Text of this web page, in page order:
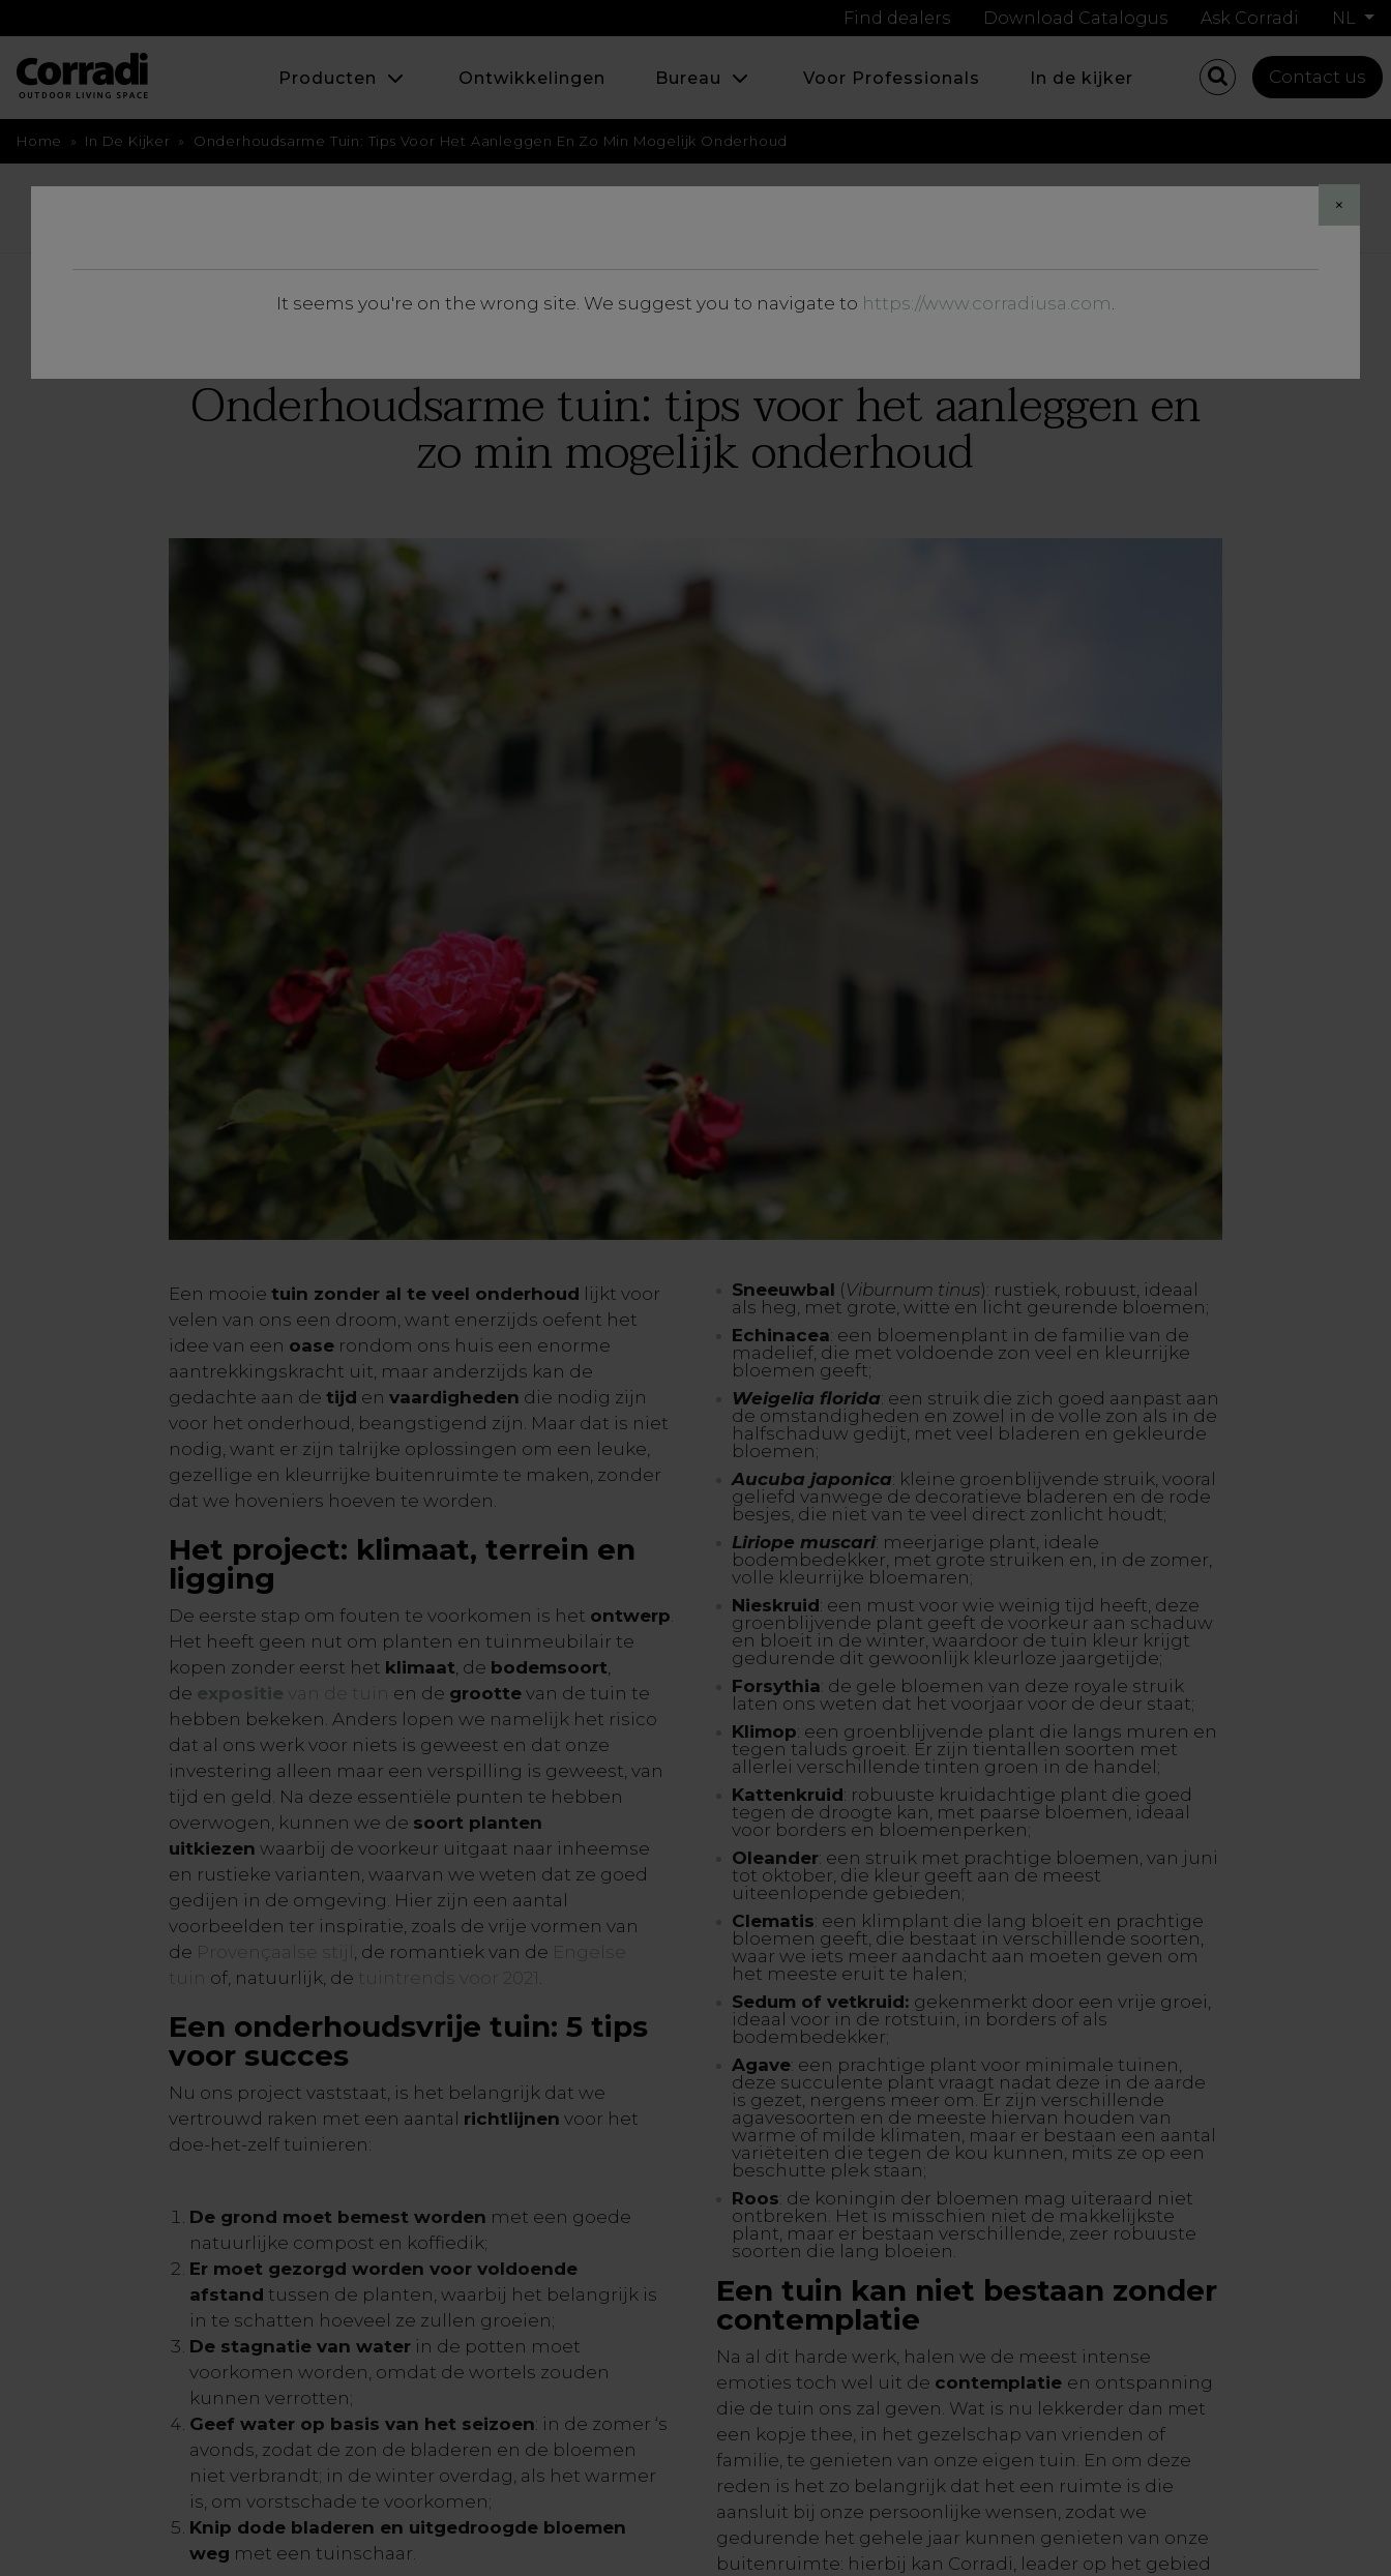
×
It seems you're on the wrong site. We suggest you to navigate to https://www.corradiusa.com.
Find dealers Download Catalogus Ask Corradi NL
Producten Ontwikkelingen Bureau Voor Professionals In de kijker Contact us
Home » In De Kijker » Onderhoudsarme Tuin: Tips Voor Het Aanleggen En Zo Min Mogelijk Onderhoud
Onderhoudsarme tuin: tips voor het aanleggen en
zo min mogelijk onderhoud
Een mooie tuin zonder al te veel onderhoud lijkt voor
velen van ons een droom, want enerzijds oefent het
idee van een oaserondom ons huis een enorme
aantrekkingskracht uit, maar anderzijds kan de
gedachte aan de tijd en vaardigheden die nodig zijn
voor het onderhoud, beangstigend zijn. Maar dat is niet
nodig, want er zijn talrijke oplossingen om een leuke,
gezellige en kleurrijke buitenruimte te maken, zonder
dat we hoveniers hoeven te worden.
Het project: klimaat, terrein en
ligging
De eerste stap om fouten te voorkomen is het ontwerp.
Het heeft geen nut om planten en tuinmeubilair te
kopen zonder eerst het klimaat, de bodemsoort,
de expositie van de tuin en de groottevan de tuin te
hebben bekeken. Anders lopen we namelijk het risico
dat al ons werk voor niets is geweest en dat onze
investering alleen maar een verspilling is geweest, van
tijd en geld. Na deze essentiële punten te hebben
overwogen, kunnen we de soort planten
uitkiezen waarbij de voorkeur uitgaat naar inheemse
en rustieke varianten, waarvan we weten dat ze goed
gedijen in de omgeving. Hier zijn een aantal
voorbeelden ter inspiratie, zoals de vrije vormen van
de Provençaalse stijl , de romantiek van de Engelse
tuin
of, natuurlijk, de tuintrends voor 2021.
Een onderhoudsvrije tuin: 5 tips
voor succes
Nu ons project vaststaat, is het belangrijk dat we
vertrouwd raken met een aantal richtlijnen voor het
doe-het-zelf tuinieren:
De grond moet bemest worden met een goede
natuurlijke compost en koffiedik;
Er moet gezorgd worden voor voldoende
afstand tussen de planten, waarbij het belangrijk is
in te schatten hoeveel ze zullen groeien;
De stagnatie van waterin de potten moet
voorkomen worden, omdat de wortels zouden
kunnen verrotten;
Geef water op basis van het seizoen: in de zomer ‘s
avonds, zodat de zon de bladeren en de bloemen
niet verbrandt; in de winter overdag, als het warmer
is, om vorstschade te voorkomen;
Knip dode bladeren en uitgedroogde bloemen
weg met een tuinschaar.
Sneeuwbal (Viburnum tinus): rustiek, robuust, ideaal
als heg, met grote, witte en licht geurende bloemen;
Echinacea: een bloemenplant in de familie van de
madelief, die met voldoende zon veel en kleurrijke
bloemen geeft;
Weigelia florida: een struik die zich goed aanpast aan
de omstandigheden en zowel in de volle zon als in de
halfschaduw gedijt, met veel bladeren en gekleurde
bloemen;
Aucuba japonica: kleine groenblijvende struik, vooral
geliefd vanwege de decoratieve bladeren en de rode
besjes, die niet van te veel direct zonlicht houdt;
Liriope muscari: meerjarige plant, ideale
bodembedekker, met grote struiken en, in de zomer,
volle kleurrijke bloemaren;
Nieskruid: een must voor wie weinig tijd heeft, deze
groenblijvende plant geeft de voorkeur aan schaduw
en bloeit in de winter, waardoor de tuin kleur krijgt
gedurende dit gewoonlijk kleurloze jaargetijde;
Forsythia: de gele bloemen van deze royale struik
laten ons weten dat het voorjaar voor de deur staat;
Klimop: een groenblijvende plant die langs muren en
tegen taluds groeit. Er zijn tientallen soorten met
allerlei verschillende tinten groen in de handel;
Kattenkruid: robuuste kruidachtige plant die goed
tegen de droogte kan, met paarse bloemen, ideaal
voor borders en bloemenperken;
Oleander: een struik met prachtige bloemen, van juni
tot oktober, die kleur geeft aan de meest
uiteenlopende gebieden;
Clematis: een klimplant die lang bloeit en prachtige
bloemen geeft, die bestaat in verschillende soorten,
waar we iets meer aandacht aan moeten geven om
het meeste eruit te halen;
Sedum of vetkruid: gekenmerkt door een vrije groei,
ideaal voor in de rotstuin, in borders of als
bodembedekker;
Agave: een prachtige plant voor minimale tuinen,
deze succulente plant vraagt nadat deze in de aarde
is gezet, nergens meer om. Er zijn verschillende
agavesoorten en de meeste hiervan houden van
warme of milde klimaten, maar er bestaan een aantal
variëteiten die tegen de kou kunnen, mits ze op een
beschutte plek staan;
Roos: de koningin der bloemen mag uiteraard niet
ontbreken. Het is misschien niet de makkelijkste
plant, maar er bestaan verschillende, zeer robuuste
soorten die lang bloeien.
Een tuin kan niet bestaan zonder
contemplatie
Na al dit harde werk, halen we de meest intense
emoties toch wel uit de contemplatie en ontspanning
die de tuin ons zal geven. Wat is nu lekkerder dan met
een kopje thee, in het gezelschap van vrienden of
familie, te genieten van onze eigen tuin. En om deze
reden is het zo belangrijk dat het een ruimte is die
aansluit bij onze persoonlijke wensen, zodat we
gedurende het gehele jaar kunnen genieten van onze
buitenruimte: hierbij kan Corradi, leader op het gebied